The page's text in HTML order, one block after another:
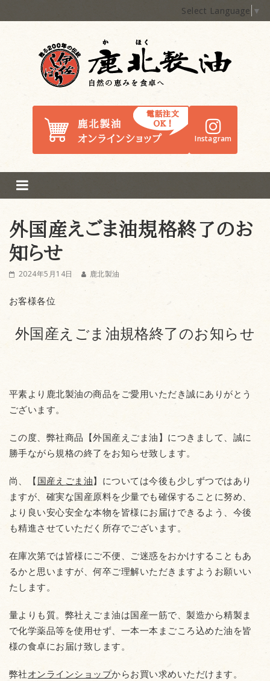
Select Language ▼
Instagram
外国産えごま油規格終了のお
知らせ
2024年5月14日 鹿北製油
お客様各位
外国産えごま油規格終了のお知らせ
平素より鹿北製油の商品をご愛用いただき誠にありがとう
ございます。
この度、弊社商品【外国産えごま油】につきまして、誠に
勝手ながら規格の終了をお知らせ致します。
尚、【 国産えごま油】については今後も少しずつではあり
ますが、確実な国産原料を少量でも確保することに努め、
より良い安心安全な本物を皆様にお届けできるよう、今後
も精進させていただく所存でございます。
在庫次第では皆様にご不便、ご迷惑をおかけすることもあ
るかと思いますが、何卒ご理解いただきますようお願いい
たします。
量よりも質。弊社えごま油は国産一筋で、製造から精製ま
で化学薬品等を使用せず、一本一本まごころ込めた油を皆
様の食卓にお届け致します。
弊社オンラインショップからお買い求めいただけます。